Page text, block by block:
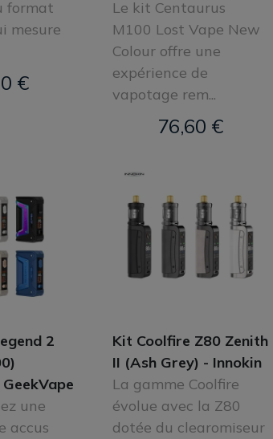
format
mesure
€
Le kit Centaurus
M100 Lost Vape New
Colour offre une
expérience de
vapotage rem...
76,60 €
2
une
accus
Kit Coolfire Z80 Zenith
II (Ash Grey) - Innokin
La gamme Coolfire
évolue avec la Z80
dotée du clearomiseur